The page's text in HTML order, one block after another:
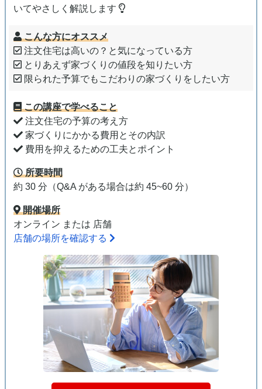
いてやさしく解説します
こんな方にオススメ
注文住宅は高いの？と気になっている方
とりあえず家づくりの値段を知りたい方
限られた予算でもこだわりの家づくりをしたい方
この講座で学べること
注文住宅の予算の考え方
家づくりにかかる費用とその内訳
費用を抑えるための工夫とポイント
所要時間
約 30 分（Q&A がある場合は約 45~60 分）
開催場所
オンライン または 店舗
店舗の場所を確認する